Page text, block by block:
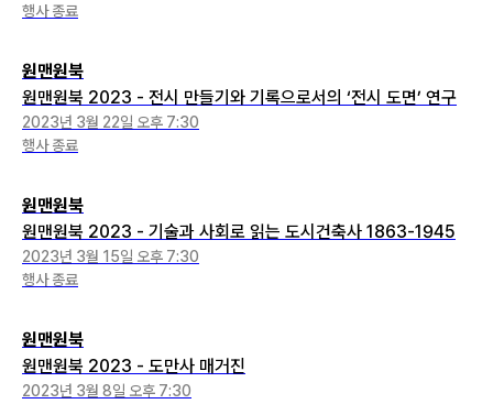
행사 종료
원맨원북
원맨원북 2023 - 전시 만들기와 기록으로서의 ‘전시 도면’ 연구
2023년 3월 22일 오후 7:30
행사 종료
원맨원북
원맨원북 2023 - 기술과 사회로 읽는 도시건축사 1863-1945
2023년 3월 15일 오후 7:30
행사 종료
원맨원북
원맨원북 2023 - 도만사 매거진
2023년 3월 8일 오후 7:30